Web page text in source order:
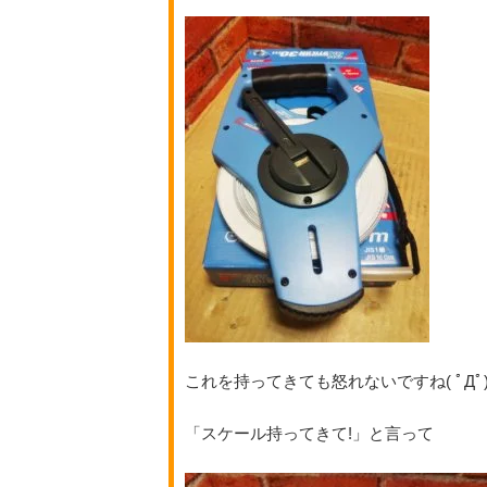
これを持ってきても怒れないですね( ﾟДﾟ
「スケール持ってきて!」と言って